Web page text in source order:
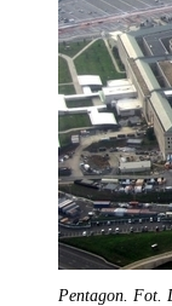
Pentagon. Fot.